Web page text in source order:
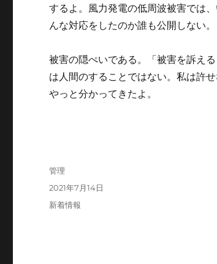
するよ。風力発電の低周波被害では
んな対応をしたのか誰も公開しない。
被害の隠ぺいである。「被害を訴え
は人間のすることではない。私は許
やっと分かってきたよ。
投
管理
投
稿
日:
2021年7月14日
カ
新着情報